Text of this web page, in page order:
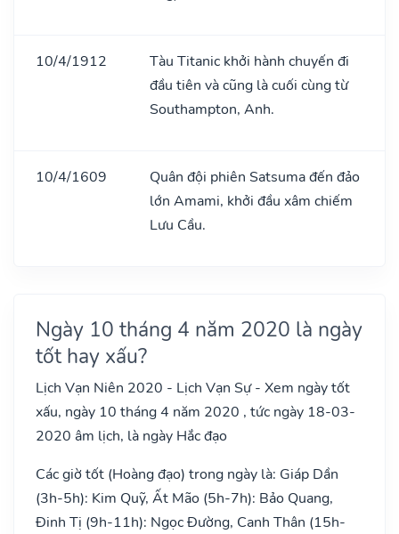
10/4/1912
Tàu Titanic khởi hành chuyến đi
đầu tiên và cũng là cuối cùng từ
Southampton, Anh.
10/4/1609
Quân đội phiên Satsuma đến đảo
lớn Amami, khởi đầu xâm chiếm
Lưu Cầu.
Ngày 10 tháng 4 năm 2020 là ngày
tốt hay xấu?
Lịch Vạn Niên 2020 - Lịch Vạn Sự - Xem ngày tốt
xấu, ngày 10 tháng 4 năm 2020 , tức ngày 18-03-
2020 âm lịch, là ngày Hắc đạo
Các giờ tốt (Hoàng đạo) trong ngày là: Giáp Dần
(3h-5h): Kim Quỹ, Ất Mão (5h-7h): Bảo Quang,
Đinh Tị (9h-11h): Ngọc Đường, Canh Thân (15h-